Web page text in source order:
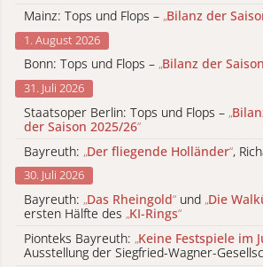
Mainz: Tops und Flops – „Bilanz der
1. August 2026
Bonn: Tops und Flops – „Bilanz der
31. Juli 2026
Staatsoper Berlin: Tops und Flops – „
der Saison 2025/26“
Bayreuth: „Der fliegende Holländer“,
30. Juli 2026
Bayreuth: „Das Rheingold“ und „Die
ersten Hälfte des „KI-Rings“
Pionteks Bayreuth: „Keine Festspiele im
Ausstellung der Siegfried-Wagner-